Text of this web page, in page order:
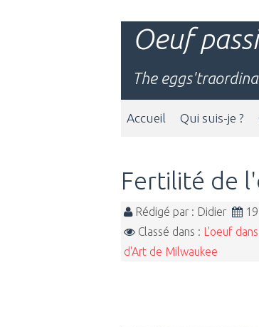
Oeuf
The
Accueil Qui suis-je ?
Fertilité de
Rédigé par : Didier
Classé dans : L'oeuf
d'Art de Milwaukee